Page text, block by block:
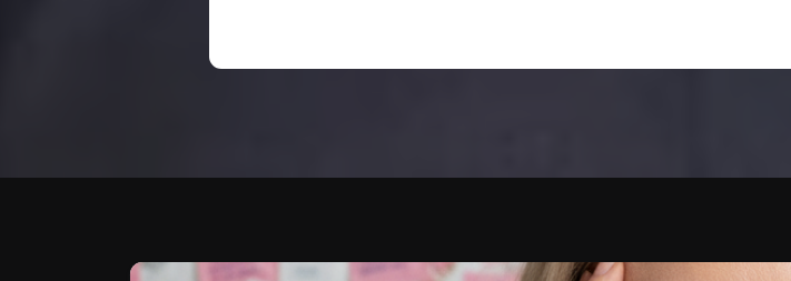
Te puede interesar